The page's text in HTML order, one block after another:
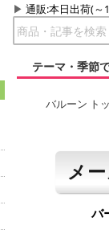
通販:本日出荷(～
テーマ・季節
バルーン ト
メ
バ